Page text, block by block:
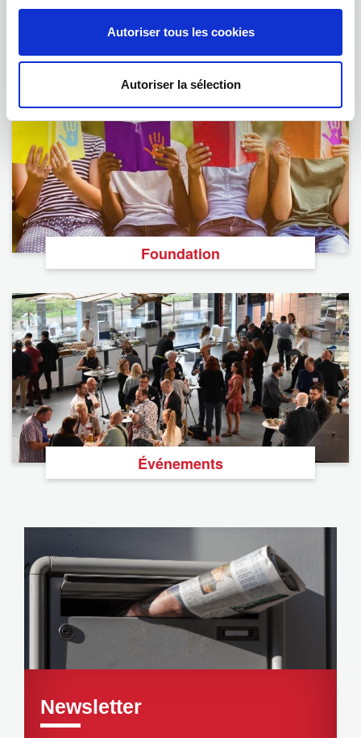
Autoriser tous les cookies
Autoriser la sélection
Podcast
Foundation
Événements
Newsletter